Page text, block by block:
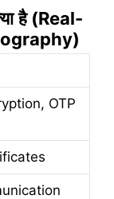
है(Real-
OTP